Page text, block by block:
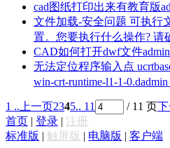
cad图纸打印出来有教育版
文件加载-安全问题 可执行
置。您要执行什么操作? 请
CAD如何打开dwf文件admin
无法定位程序输入点
win-crt-runtime-l1-1-0.dadmin
1 .. 上一页2345.. 11 / 11 页
首页 | 登录 | 注册
标准版 | 触屏版 | 电脑版 | 客户端